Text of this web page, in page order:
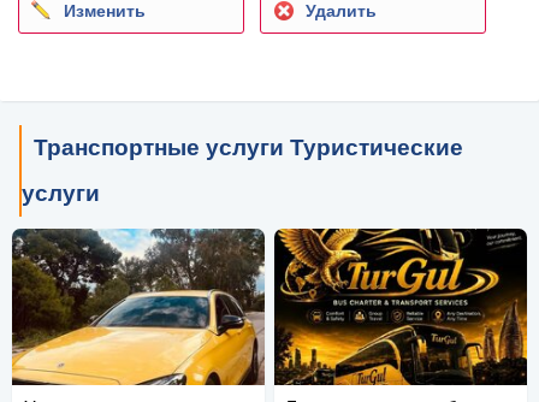
Изменить Удалить
Транспортные услуги Туристические
услуги